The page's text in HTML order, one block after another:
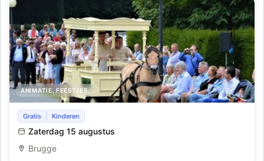
ANIMATIE, FEESTJES,..
34ste Internationale Brugse koetsenparade
Gratis Kinderen
Zaterdag 15 augustus
Brugge